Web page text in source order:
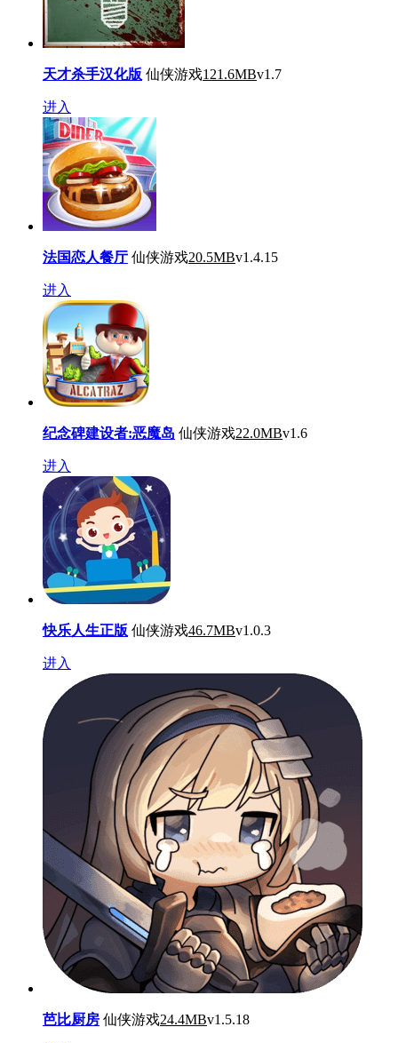
天才杀手汉化版 仙侠游戏121.6MBv1.7
进入
法国恋人餐厅 仙侠游戏20.5MBv1.4.15
进入
纪念碑建设者:恶魔岛 仙侠游戏22.0MBv1.6
进入
快乐人生正版 仙侠游戏46.7MBv1.0.3
进入
芭比厨房 仙侠游戏24.4MBv1.5.18